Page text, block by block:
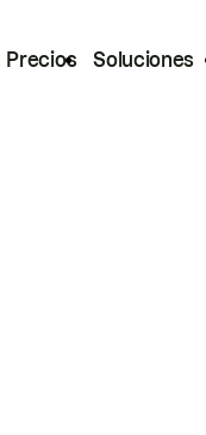
Precios Soluciones